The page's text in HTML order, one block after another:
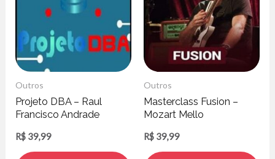
Outros
Projeto DBA – Raul
Francisco Andrade
R$ 39,99
Outros
Masterclass Fusion –
Mozart Mello
R$ 39,99